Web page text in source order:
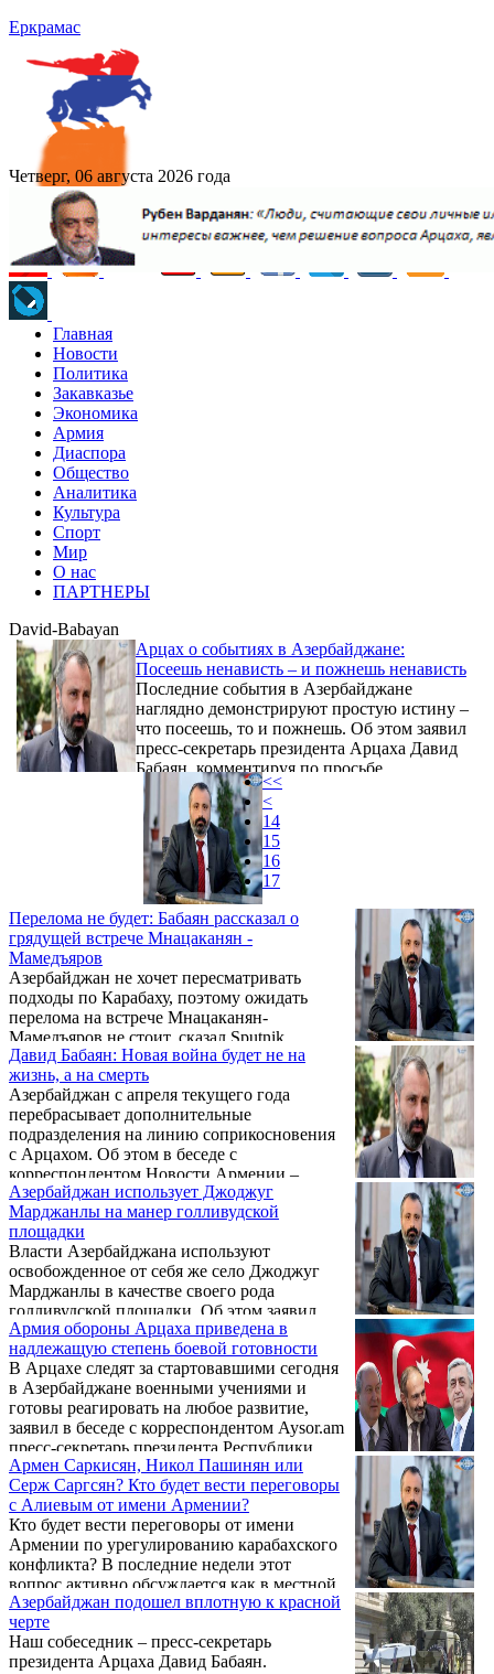
Еркрамас
Четверг, 06 августа 2026 года
Главная
Новости
Политика
Закавказье
Экономика
Армия
Диаспора
Общество
Аналитика
Культура
Спорт
Мир
О нас
ПАРТНЕРЫ
David-Babayan
Арцах о событиях в Азербайджане:
Посеешь ненависть – и пожнешь ненависть
Последние события в Азербайджане
наглядно демонстрируют простую истину –
что посеешь, то и пожнешь. Об этом заявил
пресс-секретарь президента Арцаха Давид
Бабаян, комментируя по просьбе
корреспондента Новости Армении –
NEWS.am беспорядки в Гяндже и убийство
двоих полковников МВД.
Перелома не будет: Бабаян рассказал о
грядущей встрече Мнацаканян -
Мамедъяров
Азербайджан не хочет пересматривать
подходы по Карабаху, поэтому ожидать
перелома на встрече Мнацаканян-
Мамедъяров не стоит, сказал Sputnik
Армения пресс-секретарь президента
непризнанной НКР Давид Бабаян.
Давид Бабаян: Новая война будет не на
жизнь, а на смерть
Азербайджан с апреля текущего года
перебрасывает дополнительные
подразделения на линию соприкосновения
с Арцахом. Об этом в беседе с
корреспондентом Новости Армении –
NEWS.am заявил пресс-секретарь
президента Арцаха Давид Бабаян.
Азербайджан использует Джоджуг
Марджанлы на манер голливудской
площадки
Власти Азербайджана используют
освобожденное от себя же село Джоджуг
Марджанлы в качестве своего рода
голливудской площадки. Об этом заявил
пресс-секретарь президента Арцаха Давид
Бабаян, комментируя по просьбе
корреспондента Новости Армении –
NEWS.am организованную властями
Азербайджана поездку группы российских
политиков и экспертов на линию
соприкосновения.
Армия обороны Арцаха приведена в
надлежащую степень боевой готовности
В Арцахе следят за стартовавшими сегодня
в Азербайджане военными учениями и
готовы реагировать на любое развитие,
заявил в беседе с корреспондентом Aysor.am
пресс-секретарь президента Республики
Арцах Давид Бабаян.
Армен Саркисян, Никол Пашинян или
Серж Саргсян? Кто будет вести переговоры
с Алиевым от имени Армении?
Кто будет вести переговоры от имени
Армении по урегулированию карабахского
конфликта? В последние недели этот
вопрос активно обсуждается как в местной,
так и международной прессе. На днях со
знаменательным заявлением по этой теме
выступил и советник по иностранным
делам премьер-министра Армении
Азербайджан подошел вплотную к красной
черте
Наш собеседник – пресс-секретарь
президента Арцаха Давид Бабаян.
<<
<
14
15
16
17